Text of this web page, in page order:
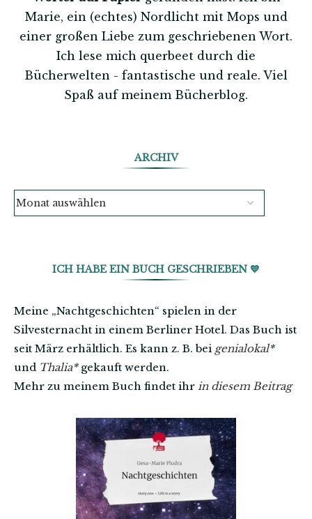
Marie, ein (echtes) Nordlicht mit Mops und
einer großen Liebe zum geschriebenen Wort.
Ich lese mich querbeet durch die
Bücherwelten - fantastische und reale. Viel
Spaß auf meinem Bücherblog.
ARCHIV
ICH HABE EIN BUCH GESCHRIEBEN 💙
Meine „Nachtgeschichten“ spielen in der
Silvesternacht in einem Berliner Hotel. Das Buch ist
seit März erhältlich. Es kann z. B. bei genialokal*
und Thalia*gekauft werden.
Mehr zu meinem Buch findet ihr in diesem Beitrag